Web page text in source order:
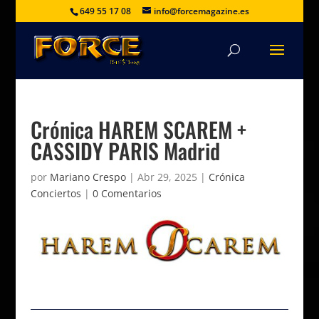
649 55 17 08 info@forcemagazine.es
Crónica HAREM SCAREM +
CASSIDY PARIS Madrid
por Mariano Crespo| Abr 29, 2025 | Crónica
Conciertos | 0 Comentarios